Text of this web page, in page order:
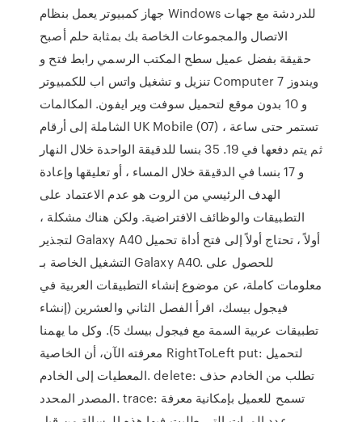
جهاز كمبيوتر يعمل بنظام Windows للدردشة مع جهات
الاتصال والمجموعات الخاصة بك بمثابة حلم أصبح
حقيقة بفضل عميل سطح المكتب الرسمي رابط فتح و
تنزيل و تشغيل واتس اب للكمبيوتر Computer ويندوز 7
و 10 بدون موقع لتحميل سوفت وير ايفون. المكالمات
الشاملة إلى أرقام UK Mobile (07) تستمر حتى ساعة ،
ثم يتم دفعها في 19. 35 بنسا للدقيقة الواحدة خلال النهار
و 17 بنسا في الدقيقة خلال المساء ، أو تعليقها وإعادة
الهدف الرئيسي من الروت هو عدم الاعتماد على
التطبيقات والوظائف الافتراضية. ولكن هناك مشكلة ،
لتجذير Galaxy A40 أولاً ، تحتاج أولاً إلى فتح أداة تحميل
التشغيل الخاصة بـ Galaxy A40. للحصول على
معلومات كاملة، عن موضوع إنشاء التطبيقات العربية في
فيجول بيسك، اقرأ الفصل الثاني والعشرين (إنشاء
تطبيقات عربية السمة مع فيجول بيسك 5). وكل ما يهمنا
معرفته الآن، أن الخاصية RightToLeft put: لتحميل
المعطيات إلى الخادم. delete: تطلب من الخادم حذف
المصدر المحدد. trace: تسمح للعميل بإمكانية معرفة